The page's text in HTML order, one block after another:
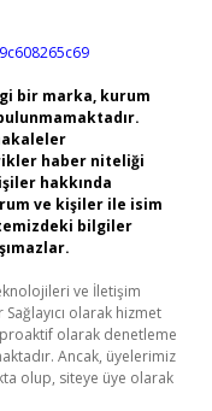
bir marka, kurum
haber niteliği
hakkında
ve kişiler ile isim
bilgiler
ve İletişim
olarak hizmet
olarak denetleme
Ancak, üyelerimiz
olup, siteye üye olarak